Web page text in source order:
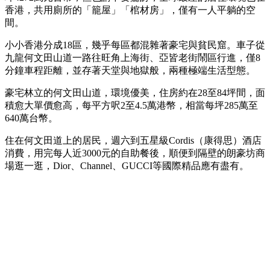
香港，共用廁所的「籠屋」「棺材房」，僅有一人平躺的空
間。
小小香港分成18區，幾乎每區都混雜著豪宅與貧民窟。車子從
九龍何文田山道一路往旺角上海街、亞皆老街鬧區行進，僅8
分鐘車程距離，並存著天堂與地獄般，兩種極端生活型態。
豪宅林立的何文田山道，環境優美，住房約在28至84坪間，面
積愈大單價愈高，每平方呎2至4.5萬港幣，相當每坪285萬至
640萬台幣。
住在何文田道上的居民，週六到五星級Cordis（康得思）酒店
消費，用完每人近3000元的自助餐後，順便到隔壁的朗豪坊商
場逛一逛，Dior、Channel、GUCCI等國際精品應有盡有。